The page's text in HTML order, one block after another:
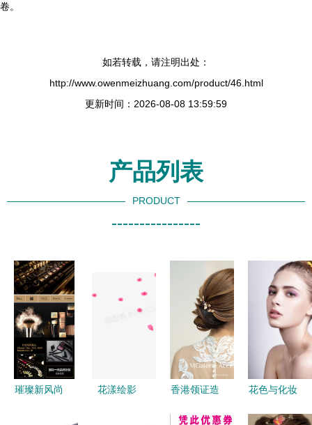
卷。
如若转载，请注明出处：
http://www.owenmeizhuang.com/product/46.html
更新时间：2026-08-08 13:59:59
产品列表
PRODUCT
----------------
璀璨新风尚
花漾绘影
香港领证造
花色与化妆